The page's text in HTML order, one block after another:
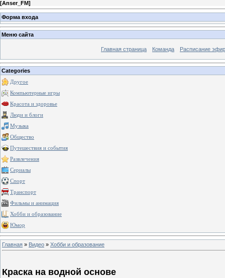
[Anser_FM]
Форма входа
Меню сайта
Главная страница Команда Расписание
Categories
Другое
Компьютерные игры
Красота и здоровье
Люди и блоги
Музыка
Общество
Путешествия и события
Развлечения
Сериалы
Спорт
Транспорт
Фильмы и анимация
Хобби и образование
Юмор
Главная » Видео » Хобби и образование
Краска на водной основе